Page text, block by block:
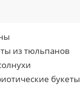
из тюльпанов
букеты